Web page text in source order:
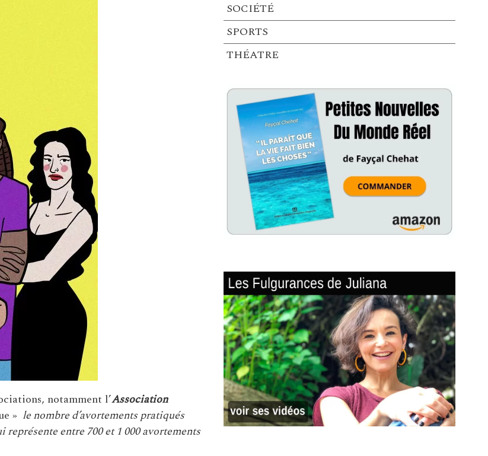
notamment l’Association
» le nombre d’avortements pratiqués
représente entre 700 et 1 000 avortements
SOCIÉTÉ
SPORTS
THÉATRE